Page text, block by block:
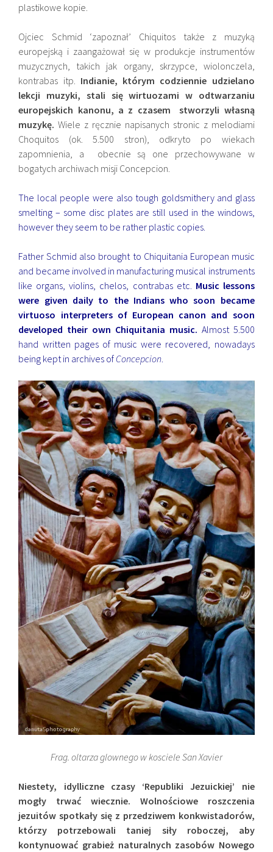
plastikowe kopie.
Ojciec Schmid ‘zapoznał’ Chiquitos także z muzyką
europejską i zaangażował się w produkcje instrumentów
muzycznych, takich jak organy, skrzypce, wiolonczela,
kontrabas itp. Indianie, którym codziennie udzielano
lekcji muzyki, stali się wirtuozami w odtwarzaniu
europejskich kanonu, a z czasem stworzyli własną
muzykę. Wiele z ręcznie napisanych stronic z melodiami
Choquitos (ok. 5.500 stron), odkryto po wiekach
zapomnienia, a obecnie są one przechowywane w
bogatych archiwach misji Concepcion.
The local people were also tough goldsmithery and glass
smelting – some disc plates are still used in the windows,
however they seem to be rather plastic copies.
Father Schmid also brought to Chiquitania European music
and became involved in manufacturing musical instruments
like organs, violins, chelos, contrabas etc. Music lessons
were given daily to the Indians who soon became
virtuoso interpreters of European canon and soon
developed their own Chiquitania music. Almost 5.500
hand written pages of music were recovered, nowadays
being kept in archives of Concepcion.
Frag. oltarza glownego w kosciele San Xavier
Niestety, idylliczne czasy ‘Republiki Jezuickiej’ nie
mogły trwać wiecznie. Wolnościowe roszczenia
jezuitów spotkały się z przedziwem konkwistadorów,
którzy potrzebowali taniej siły roboczej, aby
kontynuować grabież naturalnych zasobów Nowego